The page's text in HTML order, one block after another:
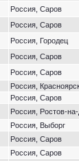
Россия, Саров
Россия, Саров
Россия, Городец
Россия, Саров
Россия, Саров
Россия,
Россия, Саров
Россия, Ростов-
Россия, Выборг
Россия, Саров
Россия, Саров